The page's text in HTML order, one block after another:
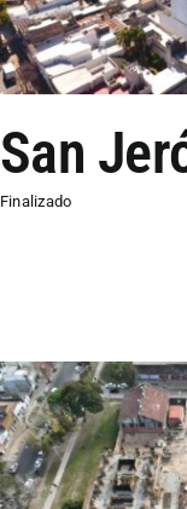
San
Finalizado